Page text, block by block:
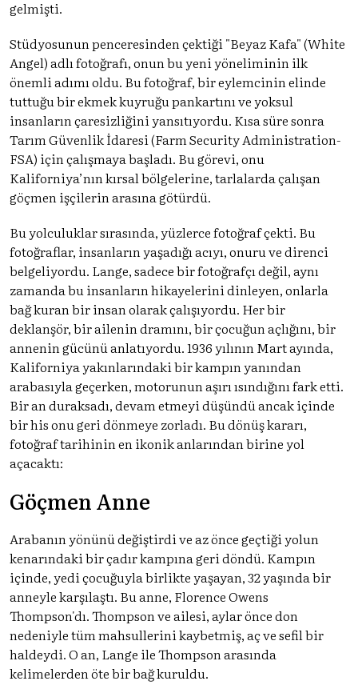
gelmişti.
Stüdyosunun penceresinden çektiği "Beyaz Kafa" (White
Angel) adlı fotoğrafı, onun bu yeni yöneliminin ilk
önemli adımı oldu. Bu fotoğraf, bir eylemcinin elinde
tuttuğu bir ekmek kuyruğu pankartını ve yoksul
insanların çaresizliğini yansıtıyordu. Kısa süre sonra
Tarım Güvenlik İdaresi (Farm Security Administration-
FSA) için çalışmaya başladı. Bu görevi, onu
Kaliforniya’nın kırsal bölgelerine, tarlalarda çalışan
göçmen işçilerin arasına götürdü.
Bu yolculuklar sırasında, yüzlerce fotoğraf çekti. Bu
fotoğraflar, insanların yaşadığı acıyı, onuru ve direnci
belgeliyordu. Lange, sadece bir fotoğrafçı değil, aynı
zamanda bu insanların hikayelerini dinleyen, onlarla
bağ kuran bir insan olarak çalışıyordu. Her bir
deklanşör, bir ailenin dramını, bir çocuğun açlığını, bir
annenin gücünü anlatıyordu. 1936 yılının Mart ayında,
Kaliforniya yakınlarındaki bir kampın yanından
arabasıyla geçerken, motorunun aşırı ısındığını fark etti.
Bir an duraksadı, devam etmeyi düşündü ancak içinde
bir his onu geri dönmeye zorladı. Bu dönüş kararı,
fotoğraf tarihinin en ikonik anlarından birine yol
açacaktı:
Göçmen Anne
Arabanın yönünü değiştirdi ve az önce geçtiği yolun
kenarındaki bir çadır kampına geri döndü. Kampın
içinde, yedi çocuğuyla birlikte yaşayan, 32 yaşında bir
anneyle karşılaştı. Bu anne, Florence Owens
Thompson'dı. Thompson ve ailesi, aylar önce don
nedeniyle tüm mahsullerini kaybetmiş, aç ve sefil bir
haldeydi. O an, Lange ile Thompson arasında
kelimelerden öte bir bağ kuruldu.